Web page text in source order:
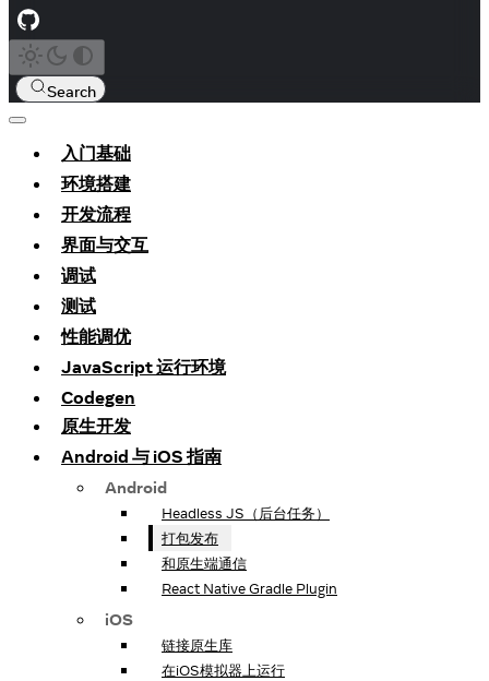
Search
入门基础
环境搭建
开发流程
界面与交互
调试
测试
性能调优
JavaScript 运行环境
Codegen
原生开发
Android 与 iOS 指南
Android
Headless JS（后台任务）
打包发布
和原生端通信
React Native Gradle Plugin
iOS
链接原生库
在iOS模拟器上运行